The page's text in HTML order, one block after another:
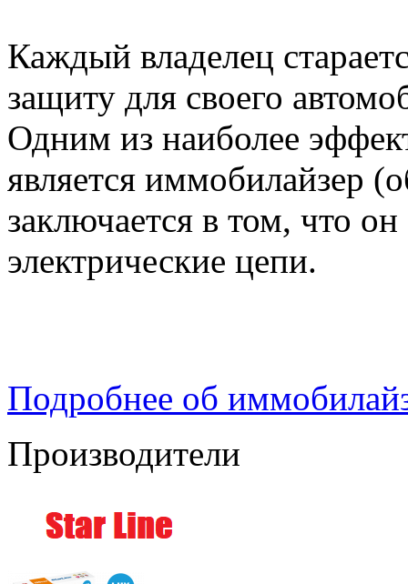
Каждый владелец
защиту для своего
Одним из наиболее
является иммобилайзер
заключается в том, что
электрические цепи.
Подробнее об
Производители